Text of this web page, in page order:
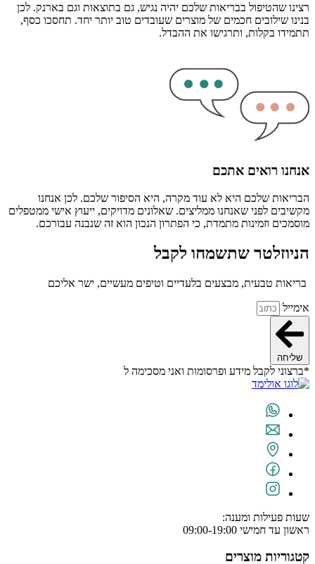
שהטיפול בבריאות שלכם יהיה נגיש, גם בתוצאות וגם בארנק. לכן
שילובים חכמים של מוצרים שעובדים טוב יותר יחד. תחסכו כסף,
בקלות, ותרגישו את ההבדל.
רואים אתכם
שלכם היא לא עוד מקרה, היא הסיפור שלכם. לכן אנחנו
לפני שאנחנו ממליצים. שאלונים מדויקים, ייעוץ אישי ממטפלים
וזמינות מתמדת, כי הפתרון הנכון הוא זה שנבנה עבורכם.
שתשמחו לקבל
טבעית, מבצעים בלעדיים וטיפים מעשיים, ישר אליכם
לקבל מידע ופרסומות ואני מסכימה לתנאי השימוש
פעילות ומענה:
עד חמישי 09:00-19:00
מוצרים